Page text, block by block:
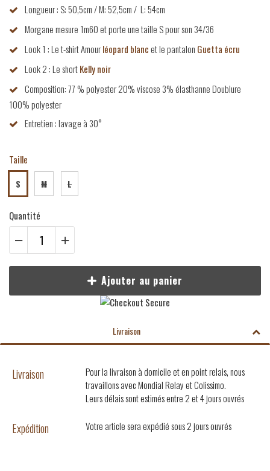
Longueur : S: 50,5cm / M: 52,5cm / L: 54cm
Morgane mesure 1m60 et porte une taille S pour son 34/36
Look 1 : Le t-shirt Amourléopard blancet le pantalon Guetta écru
Look 2 : Le shortKelly noir
Composition: 77 % polyester 20% viscose 3% élasthanne Doublure
100% polyester
Entretien : lavage à 30°
Taille
S M L
Quantité
Ajouter au panier
Livraison
Livraison
Pour la livraison à domicile et en point relais, nous
travaillons avec Mondial Relay et Colissimo.
Leurs délais sont estimés entre 2 et 4 jours ouvrés
Expédition Votre article sera expédié sous 2 jours ouvrés